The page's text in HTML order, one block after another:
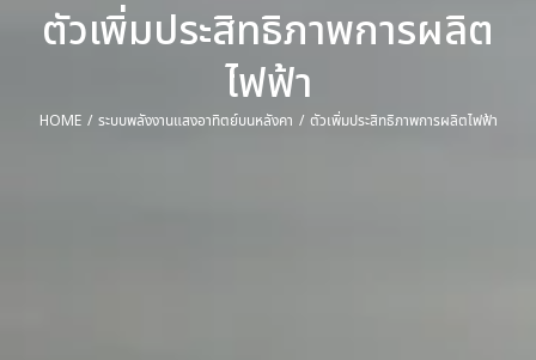
ตัวเพิ่มประสิทธิภาพการผลิต
ไฟฟ้า
You are here:
HOME ระบบพลังงานแสงอาทิตย์บนหลังคา ตัวเพิ่มประสิทธิภาพการผลิตไฟฟ้า